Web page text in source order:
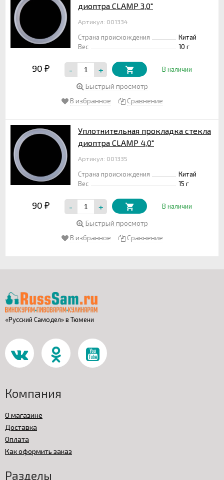
диоптра CLAMP 3,0"
Артикул: 001334
Страна происхождения
Китай
Вес
10 г
90 ₽ - + В наличии
Быстрый просмотр
В избранное
Сравнение
Уплотнительная прокладка стекла
диоптра CLAMP 4,0"
Артикул: 001335
Страна происхождения
Китай
Вес
15 г
90 ₽ - + В наличии
Быстрый просмотр
В избранное
Сравнение
«Русский Самодел» в Тюмени
Компания
О магазине
Доставка
Оплата
Как оформить заказ
Разделы